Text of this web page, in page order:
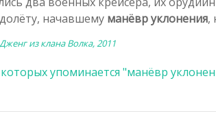
начавшему манёвр уклонения,
из клана Волка, 2011
упоминается "манёвр